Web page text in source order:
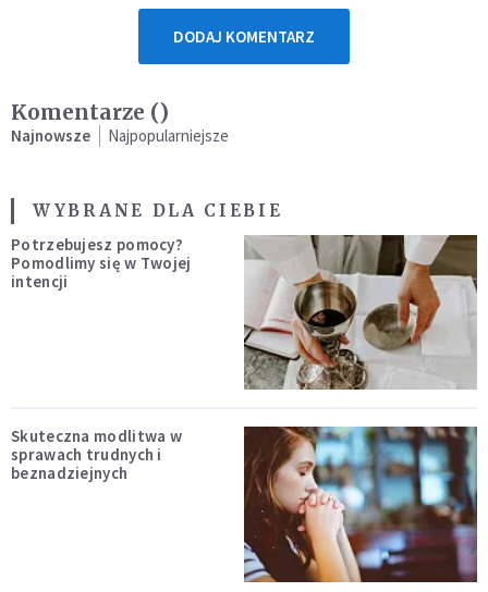
DODAJ KOMENTARZ
Komentarze ()
Najnowsze Najpopularniejsze
WYBRANE DLA CIEBIE
Potrzebujesz pomocy?
Pomodlimy się w Twojej
intencji
Skuteczna modlitwa w
sprawach trudnych i
beznadziejnych